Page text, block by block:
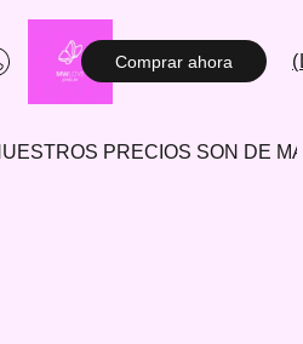
Comprar ahora
PRECIOS SON DE